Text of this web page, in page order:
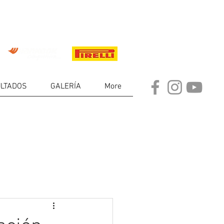
GALERÍA More